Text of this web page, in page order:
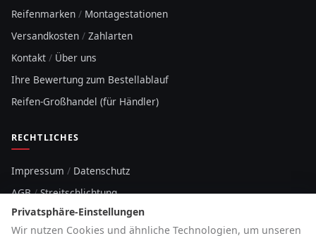
Reifenmarken / Montagestationen
Versandkosten / Zahlarten
Kontakt / Über uns
Ihre Bewertung zum Bestellablauf
Reifen-Großhandel (für Händler)
RECHTLICHES
Impressum / Datenschutz
AGB/Streitschlichtung
Sitemap
Privatsphäre-Einstellungen
Wir nutzen Cookies und ähnliche Technologien, um unseren